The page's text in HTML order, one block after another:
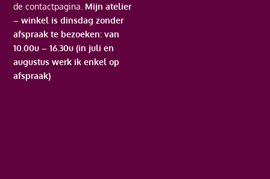
de contactpagina. Mijn atelier
– winkel is dinsdag zonder
afspraak te bezoeken: van
10.00u – 16.30u (in juli en
augustus werk ik enkel op
afspraak)